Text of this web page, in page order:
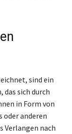
sind ein
das sich durch
in Form von
anderen
Verlangen nach